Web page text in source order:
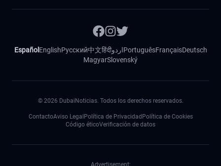
Español EnglishРусский中文हिंदीاردوPortuguêsFrançaisDeutsch
MagyarSlovenský
© 2026 DubaiNoticias. Todos los derechos reservados.
ContactoAviso Legal Política de Privacidad Política de Cookies
Código éticoVerificación de datos
Advertisement: